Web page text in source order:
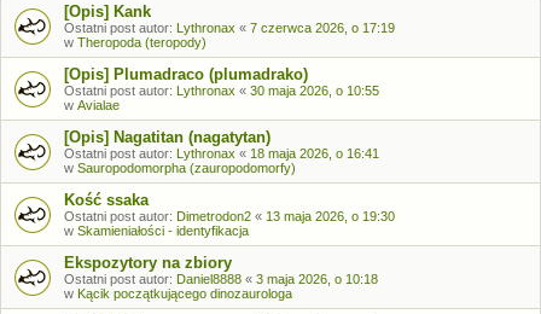
[Opis] Kank
Ostatni post autor: Lythronax « 7 czerwca 2026, o 17:19
w Theropoda (teropody)
[Opis] Plumadraco (plumadrako)
Ostatni post autor: Lythronax « 30 maja 2026, o 10:55
w Avialae
[Opis] Nagatitan (nagatytan)
Ostatni post autor: Lythronax « 18 maja 2026, o 16:41
w Sauropodomorpha (zauropodomorfy)
Kość ssaka
Ostatni post autor: Dimetrodon2 « 13 maja 2026, o 19:30
w Skamieniałości - identyfikacja
Ekspozytory na zbiory
Ostatni post autor: Daniel8888 « 3 maja 2026, o 10:18
w Kącik początkującego dinozaurologa